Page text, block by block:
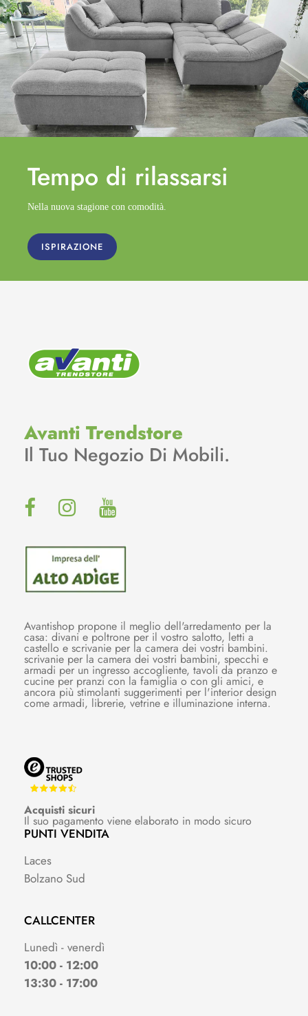
Tempo di rilassarsi
Nella nuova stagione con comodità.
ISPIRAZIONE
Avanti Trendstore
Il Tuo Negozio Di Mobili.
Avantishop propone il meglio dell'arredamento per la
casa: divani e poltrone per il vostro salotto, letti a
castello e scrivanie per la camera dei vostri bambini.
scrivanie per la camera dei vostri bambini, specchi e
armadi per un ingresso accogliente, tavoli da pranzo e
cucine per pranzi con la famiglia o con gli amici, e
ancora più stimolanti suggerimenti per l'interior design
come armadi, librerie, vetrine e illuminazione interna.
Acquisti sicuri
Il suo pagamento viene elaborato in modo sicuro
PUNTI VENDITA
Laces
Bolzano Sud
CALLCENTER
Lunedì - venerdì
10:00 - 12:00
13:30 - 17:00